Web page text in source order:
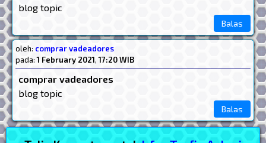
blog topic
Balas
oleh: comprar vadeadores
pada:1 February 2021,17:20 WIB
comprar vadeadores
blog topic
Balas